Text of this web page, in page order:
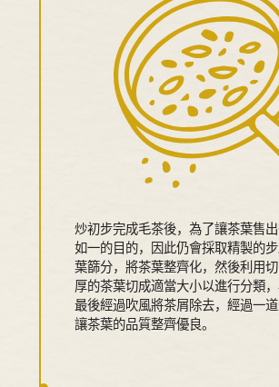
炒初步完成毛茶後，為了讓茶葉售
如一的目的，因此仍會採取精製的
葉篩分，將茶葉整齊化，然後利用
厚的茶葉切成適當大小以進行分類，
最後經過吹風將茶屑除去，經過一道
讓茶葉的品質整齊優良。